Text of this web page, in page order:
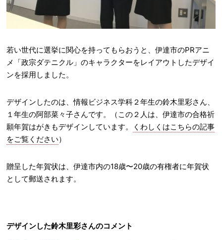
若い世代に選挙に関心を持ってもらおうと、伊達市のPRアニ
メ「政宗ダテニクル」のキャラクターをレイアウトしたデザイ
ンを採用しました。
デザインしたのは、情報ビジネス学科２年生の鈴木里彩さん、
１年生の阿部菜々子さんです。（この２人は、伊達市の合格祈
願年賀はがきもデザインしています。
くわしくはこちらの記事
をご覧ください）
贈呈した年賀状は、伊達市内の18歳〜20歳の有権者に年賀状
として郵送されます。
デザインした鈴木里彩さんのコメント